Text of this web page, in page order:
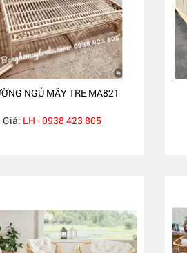
NGỦ MÂY TRE MA821
Giá: LH - 0938 423 805